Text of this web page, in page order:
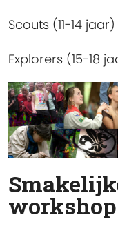
Scouts (11-14
Explorers (15-18
workshop